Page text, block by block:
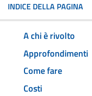
INDICE DELLA PAGINA
A chi è rivolto
Approfondimenti
Come fare
Costi